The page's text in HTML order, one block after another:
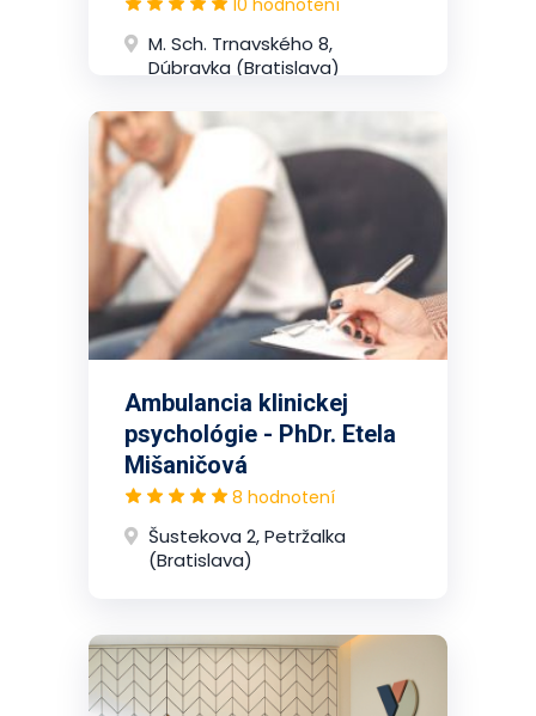
M. Sch. Trnavského 8,
Dúbravka (Bratislava)
Ambulancia klinickej
psychológie - PhDr. Etela
Mišaničová
8 hodnotení
Šustekova 2, Petržalka
(Bratislava)